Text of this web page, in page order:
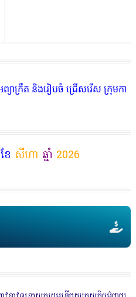
ជ្រើសរើស ក្រុមការងារ នៅតាមប
ខែ សីហា ឆ្នាំ 2026